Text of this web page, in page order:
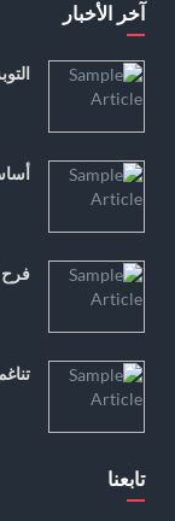
آخر الأخبار
فرح
تابعنا